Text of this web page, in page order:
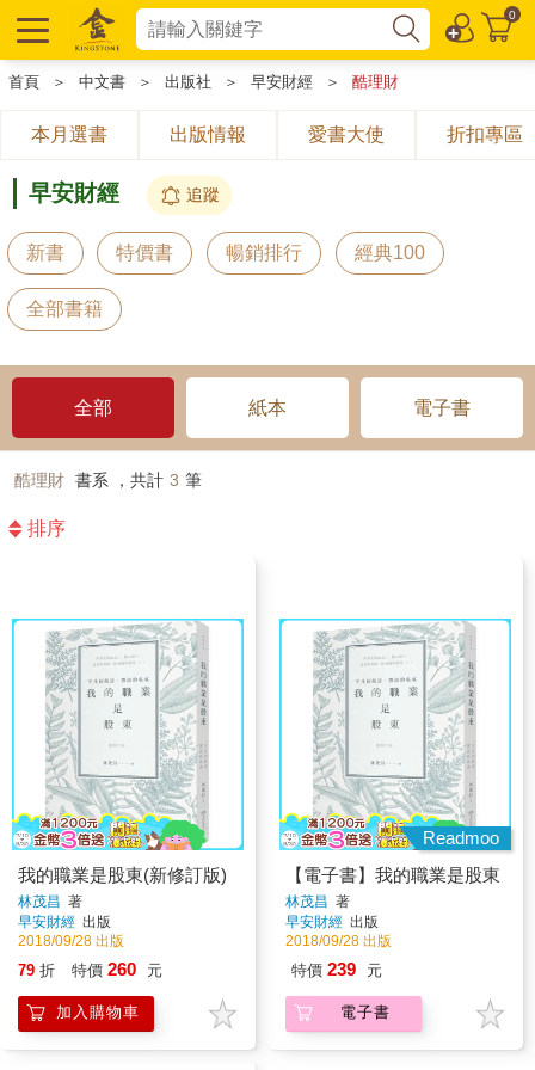
0
首頁 ＞ 中文書 ＞ 出版社 ＞ 早安財經 ＞ 酷理財
本月選書 出版情報 愛書大使 折扣專區
早安財經 追蹤
新書 特價書 暢銷排行 經典100
全部書籍
全部 紙本 電子書
酷理財 書系 ，共計 3 筆
排序
我的職業是股東(新修訂版)
林茂昌 著
早安財經 出版
2018/09/28 出版
79 折 特價 260 元
加入購物車
Readmoo
【電子書】我的職業是股東
林茂昌 著
早安財經 出版
2018/09/28 出版
特價 239 元
電子書